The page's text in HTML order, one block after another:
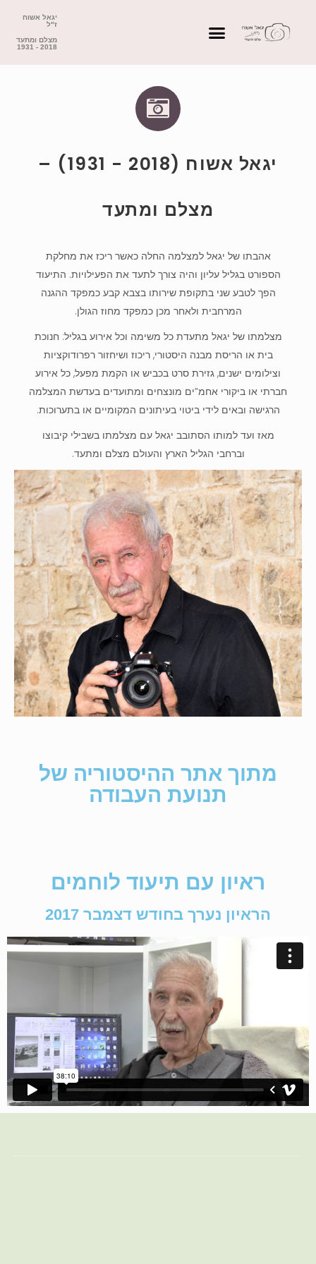
יגאל אשוח
ז"ל
מצלם ומתעד
2018 - 1931
יגאל אשוח (2018 - 1931) –
מצלם ומתעד
אהבתו של יגאל למצלמה החלה כאשר ריכז את מחלקת
הספורט בגליל עליון והיה צורך לתעד את הפעילויות. התיעוד
הפך לטבע שני בתקופת שירותו בצבא קבע כמפקד ההגנה
המרחבית ולאחר מכן כמפקד מחוז הגולן.
מצלמתו של יגאל מתעדת כל משימה וכל אירוע בגליל: חנוכת
בית או הריסת מבנה היסטורי, ריכוז ושיחזור רפרודוקציות
וצילומים ישנים, גזירת סרט בכביש או הקמת מפעל, כל אירוע
חברתי או ביקורי אחמ”ים מונצחים ומתועדים בעדשת המצלמה
הרגישה ובאים לידי ביטוי בעיתונים המקומיים או בתערוכות.
מאז ועד למותו הסתובב יגאל עם מצלמתו בשבילי קיבוצו
וברחבי הגליל הארץ והעולם מצלם ומתעד.
מתוך אתר ההיסטוריה של
תנועת העבודה
ראיון עם תיעוד לוחמים​
הראיון נערך בחודש דצמבר 2017